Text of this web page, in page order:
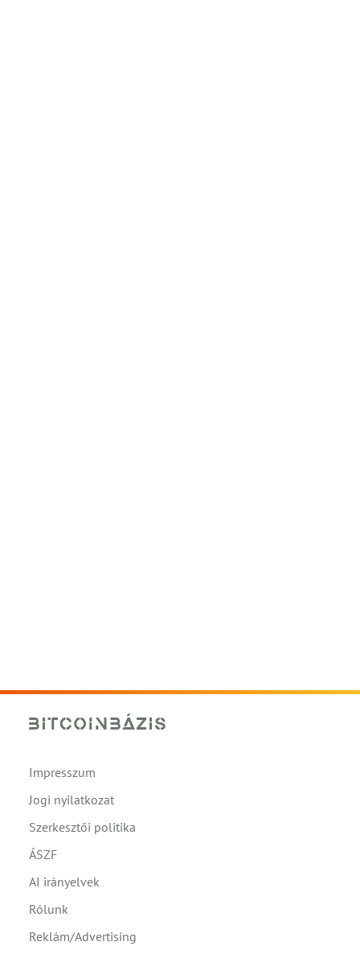
Impresszum
Jogi nyilatkozat
Szerkesztői politika
ÁSZF
AI irányelvek
Rólunk
Reklám/Advertising